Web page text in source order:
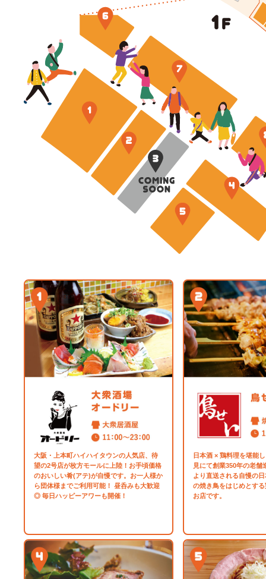
大阪・上本町ハイハイタウンの人気店、待
望の2号店が枚方モールに上陸！お手頃価格
のおいしい肴(アテ)が自慢です。お一人様か
ら団体様までご利用可能！ 昼呑みも大歓迎
◎ 毎日ハッピーアワーも開催！
日本酒 × 鶏料理を堪能
見にて創業350年の老舗
より直送される自慢の
の焼き鳥をはじめとす
お店です。